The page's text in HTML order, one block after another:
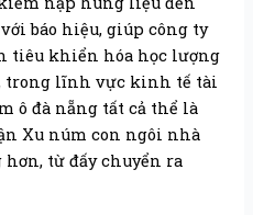
báo hiệu, giúp công ty
tiêu khiển hóa học lượng
trong lĩnh vực kinh tế tài
ô đà nẵng tất cả thể là
Xu núm con ngôi nhà
từ đấy chuyển ra